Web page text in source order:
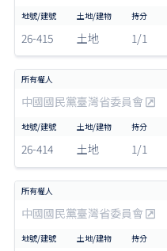
26-415 土地 1/1
中國國民黨臺灣省委員會
26-414 土地 1/1
中國國民黨臺灣省委員會